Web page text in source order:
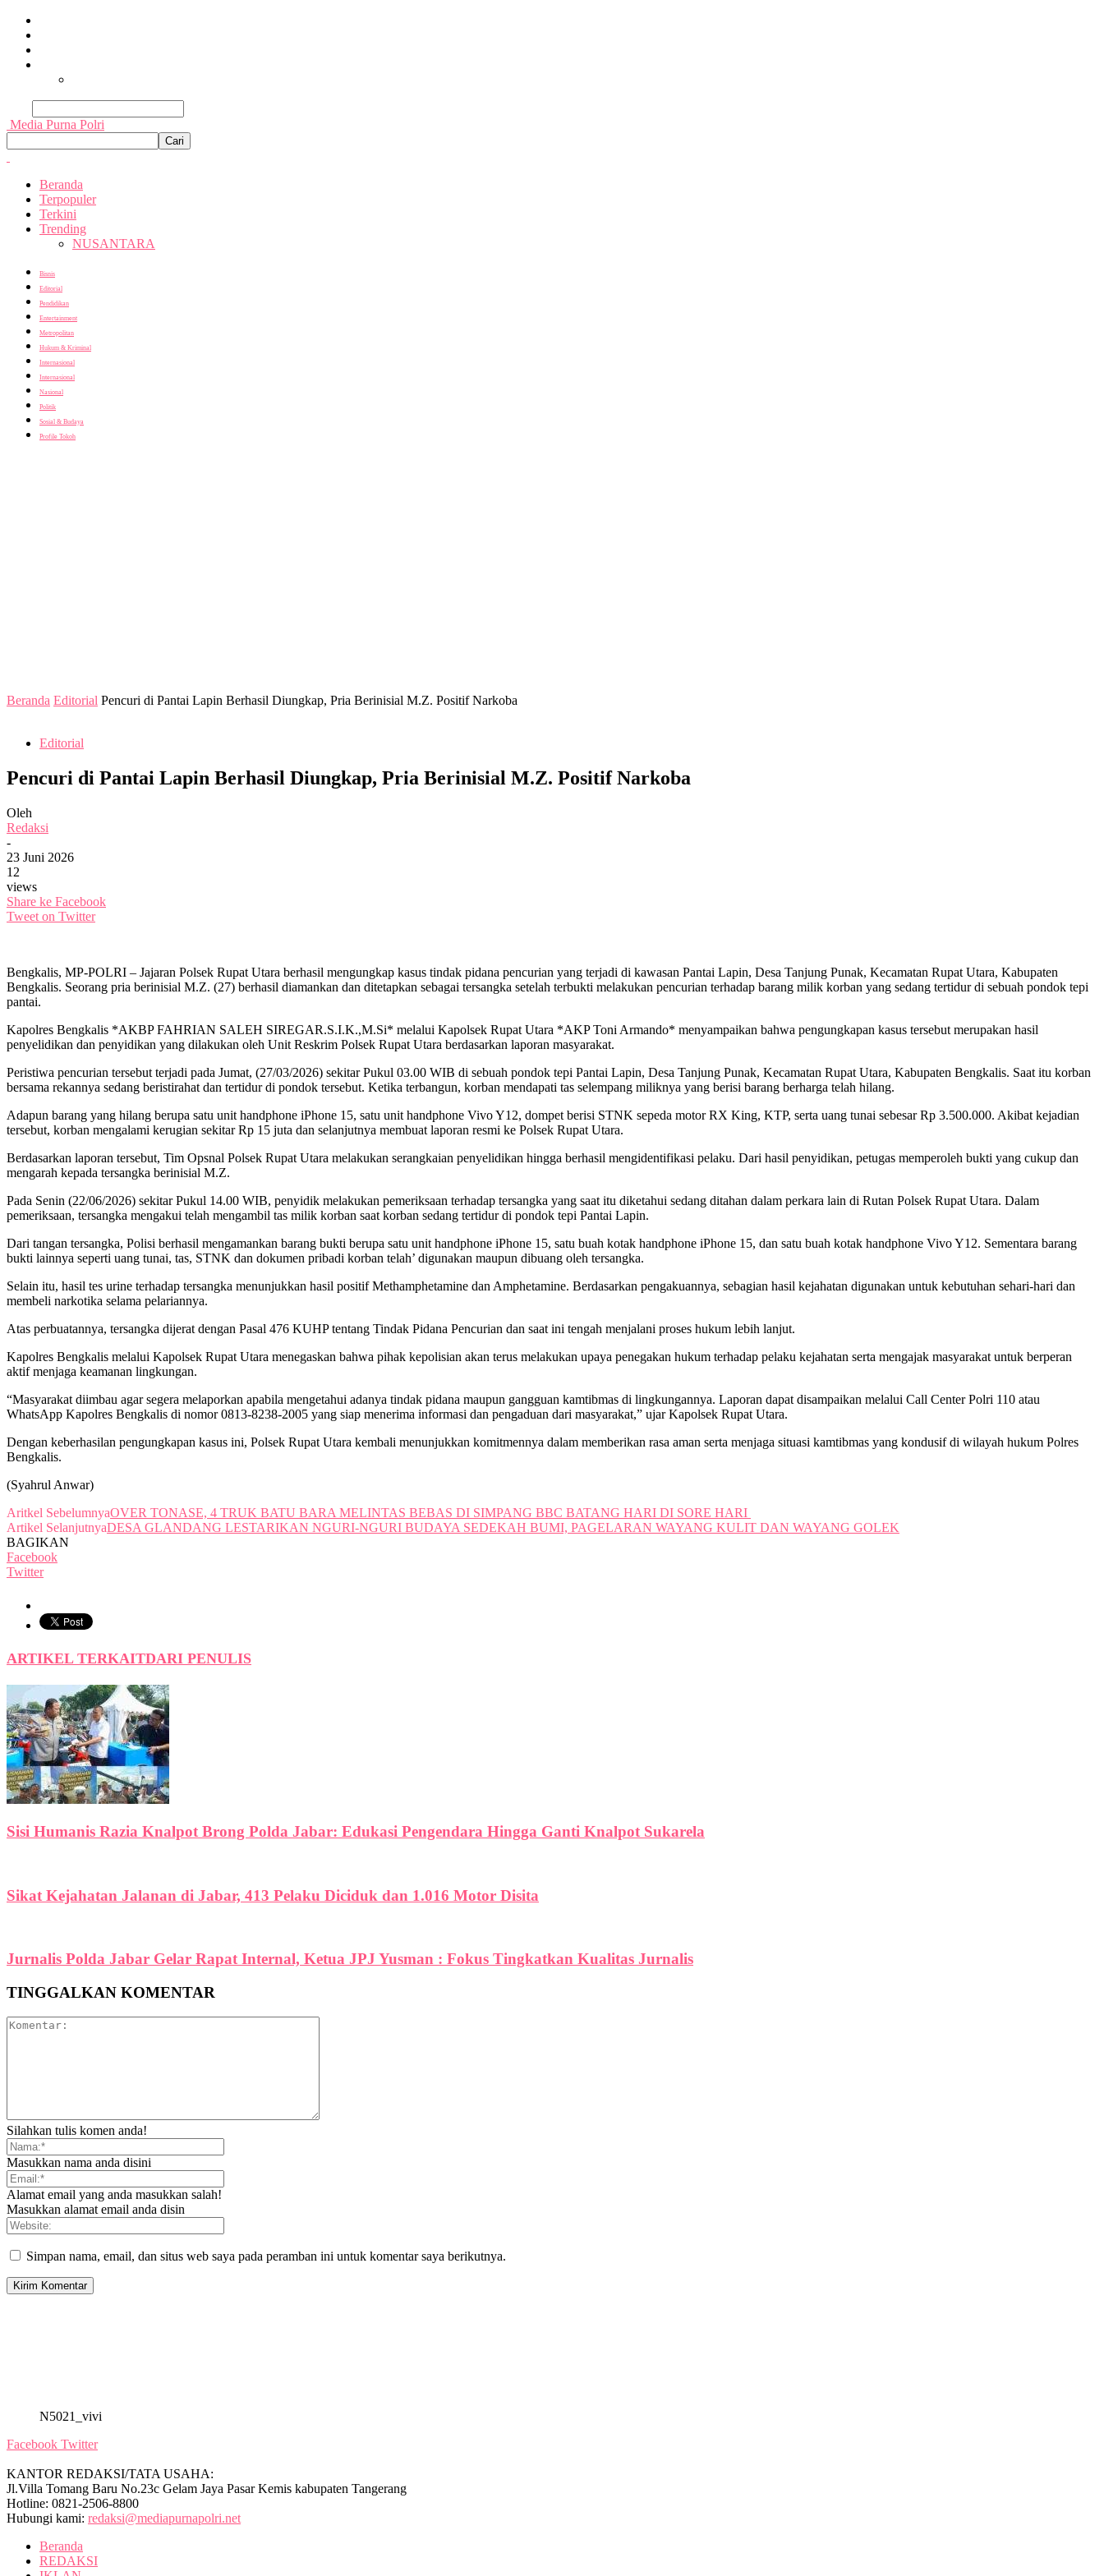
Media Purna Polri
Beranda
Terpopuler
Terkini
Trending
NUSANTARA
Bisnis
Editorial
Pendidikan
Entertainment
Metropolitan
Hukum & Kriminal
Internasional
Internasional
Nasional
Politik
Sosial & Budaya
Profile Tokoh
Beranda Editorial Pencuri di Pantai Lapin Berhasil Diungkap, Pria Berinisial M.Z. Positif Narkoba
Editorial
Pencuri di Pantai Lapin Berhasil Diungkap, Pria Berinisial M.Z. Positif Narkoba
Oleh
Redaksi
-
23 Juni 2026
12
views
Share ke Facebook
Tweet on Twitter
Bengkalis, MP-POLRI – Jajaran Polsek Rupat Utara berhasil mengungkap kasus tindak pidana pencurian yang terjadi di kawasan Pantai Lapin, Desa Tanjung Punak, Kecamatan Rupat Utara, Kabupaten
Bengkalis. Seorang pria berinisial M.Z. (27) berhasil diamankan dan ditetapkan sebagai tersangka setelah terbukti melakukan pencurian terhadap barang milik korban yang sedang tertidur di sebuah pondok tepi
pantai.
Kapolres Bengkalis *AKBP FAHRIAN SALEH SIREGAR.S.I.K.,M.Si* melalui Kapolsek Rupat Utara *AKP Toni Armando* menyampaikan bahwa pengungkapan kasus tersebut merupakan hasil
penyelidikan dan penyidikan yang dilakukan oleh Unit Reskrim Polsek Rupat Utara berdasarkan laporan masyarakat.
Peristiwa pencurian tersebut terjadi pada Jumat, (27/03/2026) sekitar Pukul 03.00 WIB di sebuah pondok tepi Pantai Lapin, Desa Tanjung Punak, Kecamatan Rupat Utara, Kabupaten Bengkalis. Saat itu korban
bersama rekannya sedang beristirahat dan tertidur di pondok tersebut. Ketika terbangun, korban mendapati tas selempang miliknya yang berisi barang berharga telah hilang.
Adapun barang yang hilang berupa satu unit handphone iPhone 15, satu unit handphone Vivo Y12, dompet berisi STNK sepeda motor RX King, KTP, serta uang tunai sebesar Rp 3.500.000. Akibat kejadian
tersebut, korban mengalami kerugian sekitar Rp 15 juta dan selanjutnya membuat laporan resmi ke Polsek Rupat Utara.
Berdasarkan laporan tersebut, Tim Opsnal Polsek Rupat Utara melakukan serangkaian penyelidikan hingga berhasil mengidentifikasi pelaku. Dari hasil penyidikan, petugas memperoleh bukti yang cukup dan
mengarah kepada tersangka berinisial M.Z.
Pada Senin (22/06/2026) sekitar Pukul 14.00 WIB, penyidik melakukan pemeriksaan terhadap tersangka yang saat itu diketahui sedang ditahan dalam perkara lain di Rutan Polsek Rupat Utara. Dalam
pemeriksaan, tersangka mengakui telah mengambil tas milik korban saat korban sedang tertidur di pondok tepi Pantai Lapin.
Dari tangan tersangka, Polisi berhasil mengamankan barang bukti berupa satu unit handphone iPhone 15, satu buah kotak handphone iPhone 15, dan satu buah kotak handphone Vivo Y12. Sementara barang
bukti lainnya seperti uang tunai, tas, STNK dan dokumen pribadi korban telah’ digunakan maupun dibuang oleh tersangka.
Selain itu, hasil tes urine terhadap tersangka menunjukkan hasil positif Methamphetamine dan Amphetamine. Berdasarkan pengakuannya, sebagian hasil kejahatan digunakan untuk kebutuhan sehari-hari dan
membeli narkotika selama pelariannya.
Atas perbuatannya, tersangka dijerat dengan Pasal 476 KUHP tentang Tindak Pidana Pencurian dan saat ini tengah menjalani proses hukum lebih lanjut.
Kapolres Bengkalis melalui Kapolsek Rupat Utara menegaskan bahwa pihak kepolisian akan terus melakukan upaya penegakan hukum terhadap pelaku kejahatan serta mengajak masyarakat untuk berperan
aktif menjaga keamanan lingkungan.
“Masyarakat diimbau agar segera melaporkan apabila mengetahui adanya tindak pidana maupun gangguan kamtibmas di lingkungannya. Laporan dapat disampaikan melalui Call Center Polri 110 atau
WhatsApp Kapolres Bengkalis di nomor 0813-8238-2005 yang siap menerima informasi dan pengaduan dari masyarakat,” ujar Kapolsek Rupat Utara.
Dengan keberhasilan pengungkapan kasus ini, Polsek Rupat Utara kembali menunjukkan komitmennya dalam memberikan rasa aman serta menjaga situasi kamtibmas yang kondusif di wilayah hukum Polres
Bengkalis.
(Syahrul Anwar)
Aritkel SebelumnyaOVER TONASE, 4 TRUK BATU BARA MELINTAS BEBAS DI SIMPANG BBC BATANG HARI DI SORE HARI
Artikel SelanjutnyaDESA GLANDANG LESTARIKAN NGURI-NGURI BUDAYA SEDEKAH BUMI, PAGELARAN WAYANG KULIT DAN WAYANG GOLEK
BAGIKAN
Facebook
Twitter
ARTIKEL TERKAITDARI PENULIS
Sisi Humanis Razia Knalpot Brong Polda Jabar: Edukasi Pengendara Hingga Ganti Knalpot Sukarela
Sikat Kejahatan Jalanan di Jabar, 413 Pelaku Diciduk dan 1.016 Motor Disita
Jurnalis Polda Jabar Gelar Rapat Internal, Ketua JPJ Yusman : Fokus Tingkatkan Kualitas Jurnalis
TINGGALKAN KOMENTAR
Silahkan tulis komen anda!
Masukkan nama anda disini
Alamat email yang anda masukkan salah!
Masukkan alamat email anda disin
Simpan nama, email, dan situs web saya pada peramban ini untuk komentar saya berikutnya.
N5021_vivi
Facebook Twitter
KANTOR REDAKSI/TATA USAHA:
Jl.Villa Tomang Baru No.23c Gelam Jaya Pasar Kemis kabupaten Tangerang
Hotline: 0821-2506-8800
Hubungi kami: redaksi@mediapurnapolri.net
Beranda
REDAKSI